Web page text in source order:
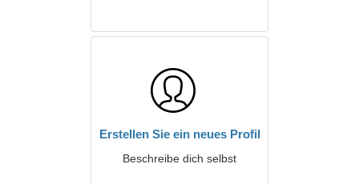
Erstellen Sie ein neues Profil
Beschreibe dich selbst